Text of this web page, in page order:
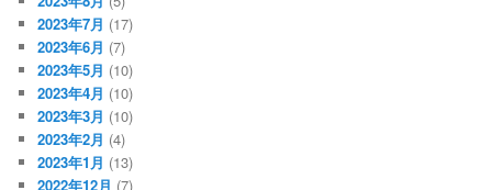
2023年7月 (17)
2023年6月 (7)
2023年5月 (10)
2023年4月 (10)
2023年3月 (10)
2023年2月 (4)
2023年1月 (13)
2022年12月 (7)